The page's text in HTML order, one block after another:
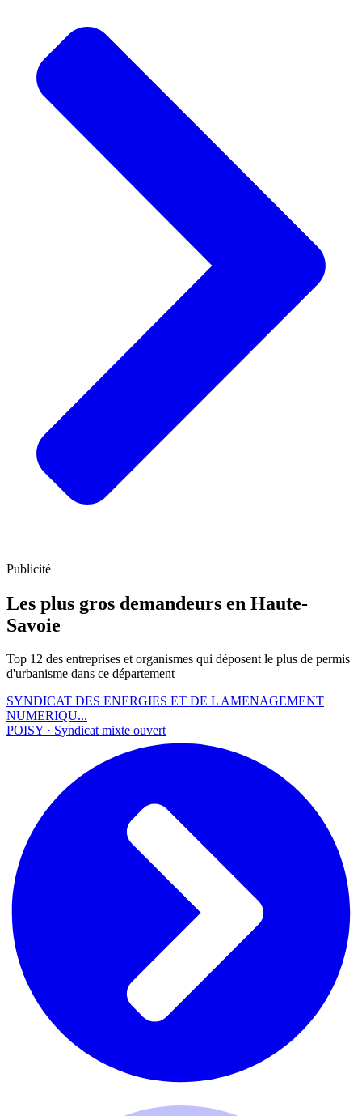
Publicité
Les plus gros demandeurs en Haute-
Savoie
Top 12 des entreprises et organismes qui déposent le plus de permis
d'urbanisme dans ce département
SYNDICAT DES ENERGIES ET DE L AMENAGEMENT
NUMERIQU...
POISY · Syndicat mixte ouvert